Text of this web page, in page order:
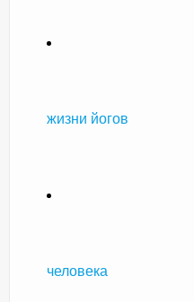
жизни йогов
человека